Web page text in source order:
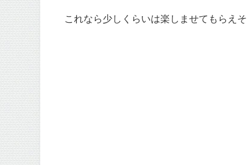
これなら少しくらいは楽しませてもらえそ